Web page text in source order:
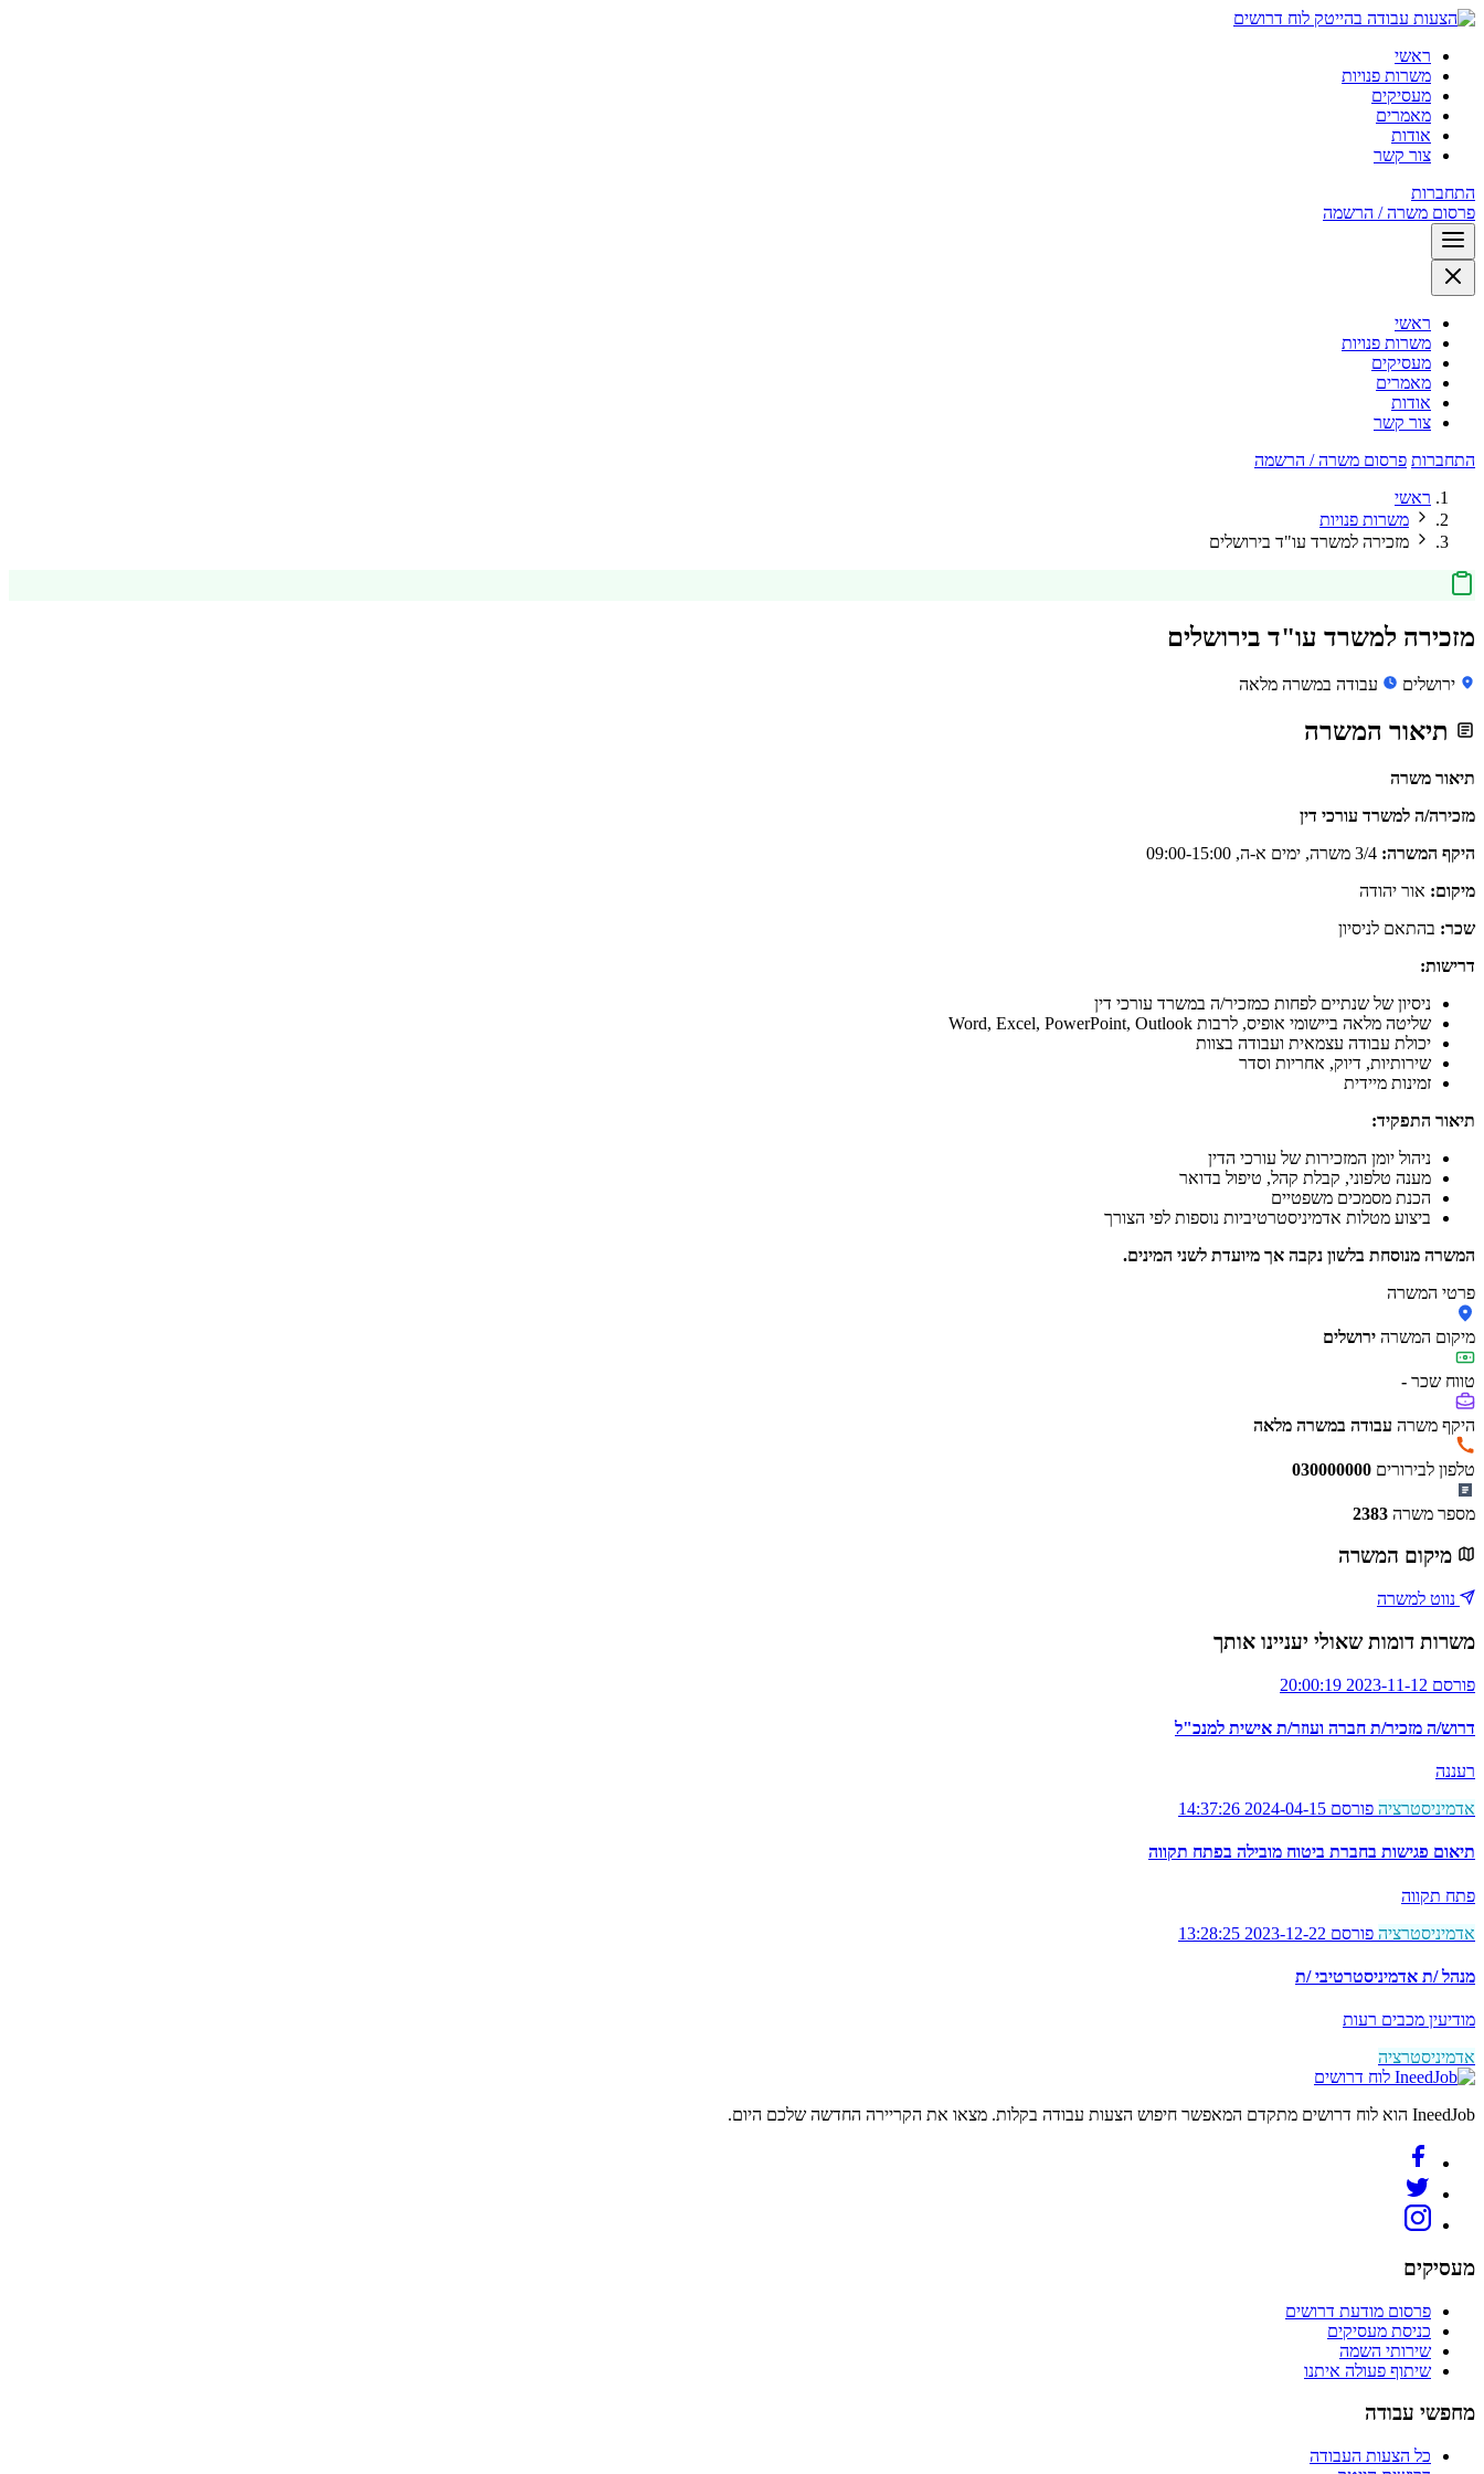
לוח דרושים
ראשי
משרות פנויות
מעסיקים
מאמרים
אודות
צור קשר
התחברות
פרסום משרה / הרשמה
ראשי
משרות פנויות
מעסיקים
מאמרים
אודות
צור קשר
התחברות פרסום משרה / הרשמה
ראשי
משרות פנויות
מזכירה למשרד עו"ד בירושלים
מזכירה למשרד עו"ד בירושלים
ירושלים עבודה במשרה מלאה
תיאור המשרה
תיאור משרה
מזכירה/ה למשרד עורכי דין
היקף המשרה:
מיקום: אור יהודה
שכר: בהתאם לניסיון
דרישות:
ניסיון של שנתיים לפחות כמזכיר/ה במשרד עורכי דין
שליטה מלאה ביישומי אופיס, לרבות Word, Excel, PowerPoint, Outlook
יכולת עבודה עצמאית ועבודה בצוות
שירותיות, דיוק, אחריות וסדר
זמינות מיידית
תיאור התפקיד:
ניהול יומן המזכירות של עורכי הדין
מענה טלפוני, קבלת קהל, טיפול בדואר
הכנת מסמכים משפטיים
ביצוע מטלות אדמיניסטרטיביות נוספות לפי הצורך
המשרה מנוסחת בלשון נקבה אך מיועדת לשני המינים.
פרטי המשרה
מיקום המשרה ירושלים
טווח שכר -
היקף משרה עבודה במשרה מלאה
טלפון לבירורים 030000000
מספר משרה 2383
מיקום המשרה
נווט למשרה
משרות דומות שאולי יעניינו אותך
פורסם 2023-11-12 20:00:19
דרוש/ה מזכיר/ת חברה ועוזר/ת אישית למנכ"ל
רעננה
אדמיניסטרציה פורסם 2024-04-15 14:37:26
תיאום פגישות בחברת ביטוח מובילה בפתח תקווה
פתח תקווה
אדמיניסטרציה פורסם 2023-12-22 13:28:25
מנהל /ת אדמיניסטרטיבי /ת
מודיעין מכבים רעות
אדמיניסטרציה
לוח דרושים
IneedJob הוא לוח דרושים מתקדם המאפשר חיפוש הצעות עבודה בקלות. מצאו את הקריירה החדשה שלכם היום.
מעסיקים
פרסום מודעת דרושים
כניסת מעסיקים
שירותי השמה
שיתוף פעולה איתנו
מחפשי עבודה
כל הצעות העבודה